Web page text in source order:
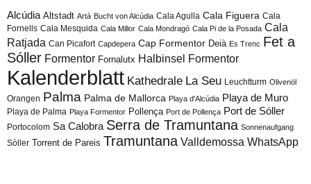
Alcúdia Altstadt Artà Bucht von Alcúdia Cala Agulla Cala Figuera Cala
Fornells Cala Mesquida Cala Millor Cala Mondragó Cala Pi de la Posada Cala
Ratjada Can Picafort Capdepera Cap Formentor Deià Es Trenc Fet a
Sóller Formentor Fornalutx Halbinsel Formentor
Kalenderblatt Kathedrale La Seu Leuchtturm Olivenöl
Orangen Palma Palma de Mallorca Playa d'Alcúdia Playa de Muro
Playa de Palma Playa Formentor Pollença Port de Pollença Port de Sóller
Portocolom Sa Calobra Serra de Tramuntana Sonnenaufgang
Sòller Torrent de Pareis Tramuntana Valldemossa WhatsApp